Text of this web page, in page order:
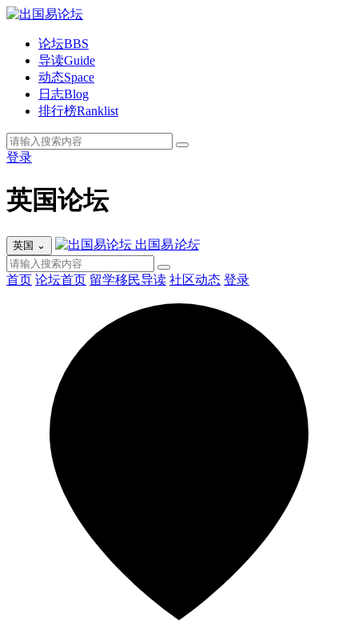
论坛BBS
导读Guide
动态Space
日志Blog
排行榜Ranklist
登录
英国论坛
英国 ⌄ 出国易论坛
首页 论坛首页 留学移民导读 社区动态 登录